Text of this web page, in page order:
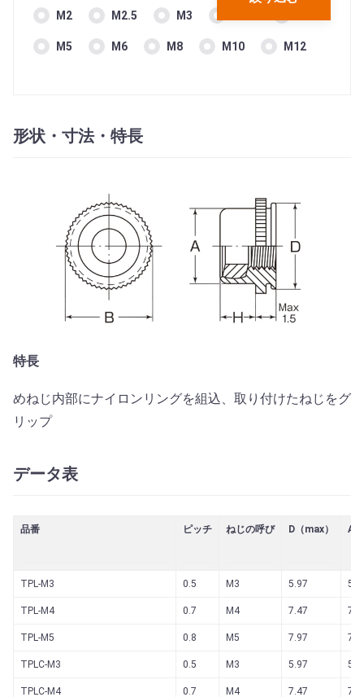
M2 M2.5 M3
M5 M6 M8 M10 M12
形状・寸法・特長
特長
めねじ内部にナイロンリングを組込、取り付けたねじをグ
リップ
データ表
品番 ピッチ ねじの呼び D（max） A
TPL-M3 0.5 M3 5.97 5.5
TPL-M4 0.7 M4 7.47 7.1
TPL-M5 0.8 M5 7.97 7.5
TPLC-M3 0.5 M3 5.97 5.5
TPLC-M4 0.7 M4 7.47 7.1